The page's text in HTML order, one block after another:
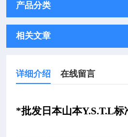
产品分类
相关文章
详细介绍 在线留言
*批发日本山本Y.S.T.L标